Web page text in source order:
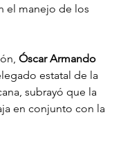
el manejo de los
Óscar Armando
estatal de la
subrayó que la
en conjunto con la